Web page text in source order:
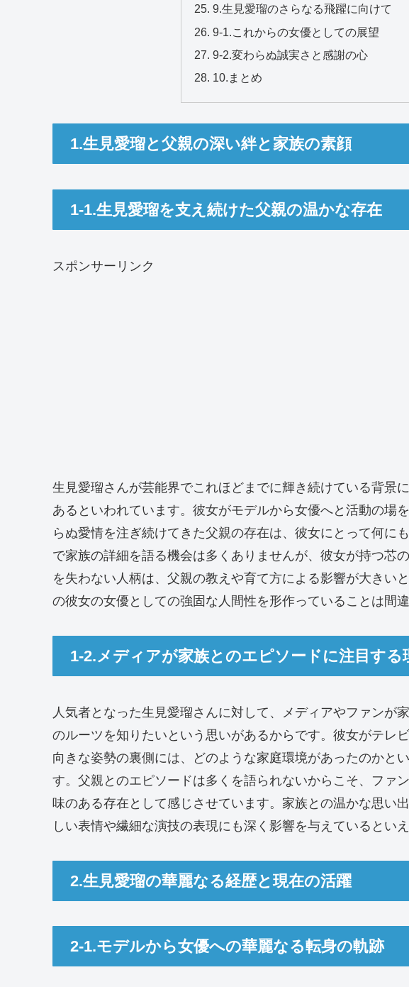
9.生見愛瑠のさらなる飛躍に向けて
9-1.これからの女優としての展望
9-2.変わらぬ誠実さと感謝の心
10.まとめ
1.生見愛瑠と父親の深い絆と家族の素顔
1-1.生見愛瑠を支え続けた父親の温かな存在
スポンサーリンク
生見愛瑠さんが芸能界でこれほどまでに輝き続けている背景
あるといわれています。彼女がモデルから女優へと活動の場
らぬ愛情を注ぎ続けてきた父親の存在は、彼女にとって何に
で家族の詳細を語る機会は多くありませんが、彼女が持つ芯
を失わない人柄は、父親の教えや育て方による影響が大きい
の彼女の女優としての強固な人間性を形作っていることは間違
1-2.メディアが家族とのエピソードに注目する
人気者となった生見愛瑠さんに対して、メディアやファンが
のルーツを知りたいという思いがあるからです。彼女がテレ
向きな姿勢の裏側には、どのような家庭環境があったのかと
す。父親とのエピソードは多くを語られないからこそ、ファ
味のある存在として感じさせています。家族との温かな思い
しい表情や繊細な演技の表現にも深く影響を与えているといえ
2.生見愛瑠の華麗なる経歴と現在の活躍
2-1.モデルから女優への華麗なる転身の軌跡